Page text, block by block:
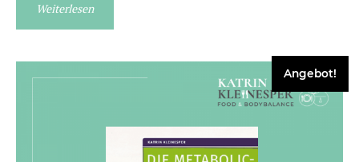
Weiterlesen
Angebot!